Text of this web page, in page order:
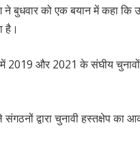
ने बुधवार को एक बयान में कहा
है।
2019 और 2021 के संघीय
संगठनों द्वारा चुनावी हस्तक्षेप